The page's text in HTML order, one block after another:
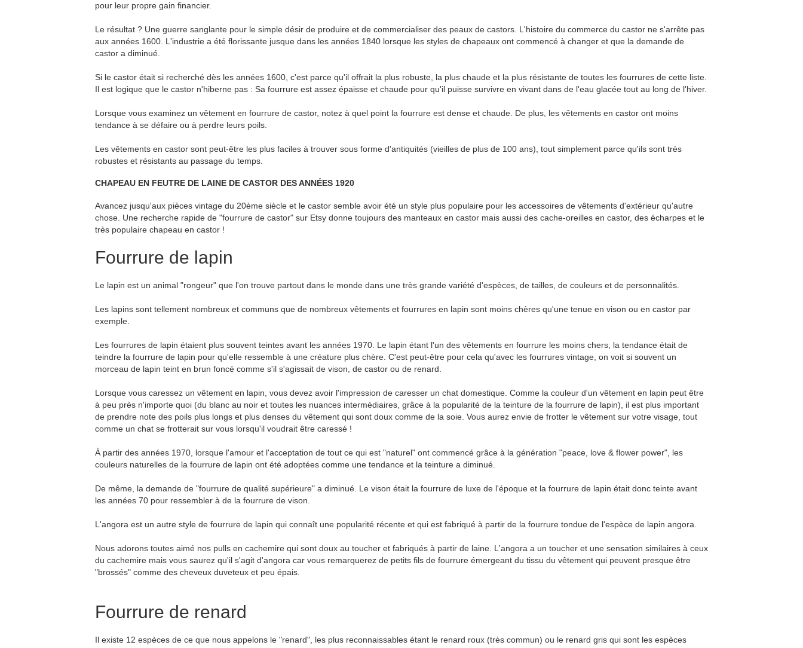
pour leur propre gain financier.
Le résultat ? Une guerre sanglante pour le simple désir de produire et de commercialiser des peaux de castors. L'histoire du commerce du castor ne s'arrête pas
aux années 1600. L'industrie a été florissante jusque dans les années 1840 lorsque les styles de chapeaux ont commencé à changer et que la demande de
castor a diminué.
Si le castor était si recherché dès les années 1600, c'est parce qu'il offrait la plus robuste, la plus chaude et la plus résistante de toutes les fourrures de cette liste.
Il est logique que le castor n'hiberne pas : Sa fourrure est assez épaisse et chaude pour qu'il puisse survivre en vivant dans de l'eau glacée tout au long de l'hiver.
Lorsque vous examinez un vêtement en fourrure de castor, notez à quel point la fourrure est dense et chaude. De plus, les vêtements en castor ont moins
tendance à se défaire ou à perdre leurs poils.
Les vêtements en castor sont peut-être les plus faciles à trouver sous forme d'antiquités (vieilles de plus de 100 ans), tout simplement parce qu'ils sont très
robustes et résistants au passage du temps.
CHAPEAU EN FEUTRE DE LAINE DE CASTOR DES ANNÉES 1920
Avancez jusqu'aux pièces vintage du 20ème siècle et le castor semble avoir été un style plus populaire pour les accessoires de vêtements d'extérieur qu'autre
chose. Une recherche rapide de "fourrure de castor" sur Etsy donne toujours des manteaux en castor mais aussi des cache-oreilles en castor, des écharpes et le
très populaire chapeau en castor !
Fourrure de lapin
Le lapin est un animal "rongeur" que l'on trouve partout dans le monde dans une très grande variété d'espèces, de tailles, de couleurs et de personnalités.
Les lapins sont tellement nombreux et communs que de nombreux vêtements et fourrures en lapin sont moins chères qu'une tenue en vison ou en castor par
exemple.
Les fourrures de lapin étaient plus souvent teintes avant les années 1970. Le lapin étant l'un des vêtements en fourrure les moins chers, la tendance était de
teindre la fourrure de lapin pour qu'elle ressemble à une créature plus chère. C'est peut-être pour cela qu'avec les fourrures vintage, on voit si souvent un
morceau de lapin teint en brun foncé comme s'il s'agissait de vison, de castor ou de renard.
Lorsque vous caressez un vêtement en lapin, vous devez avoir l'impression de caresser un chat domestique. Comme la couleur d'un vêtement en lapin peut être
à peu près n'importe quoi (du blanc au noir et toutes les nuances intermédiaires, grâce à la popularité de la teinture de la fourrure de lapin), il est plus important
de prendre note des poils plus longs et plus denses du vêtement qui sont doux comme de la soie. Vous aurez envie de frotter le vêtement sur votre visage, tout
comme un chat se frotterait sur vous lorsqu'il voudrait être caressé !
À partir des années 1970, lorsque l'amour et l'acceptation de tout ce qui est "naturel" ont commencé grâce à la génération "peace, love & flower power", les
couleurs naturelles de la fourrure de lapin ont été adoptées comme une tendance et la teinture a diminué.
De même, la demande de "fourrure de qualité supérieure" a diminué. Le vison était la fourrure de luxe de l'époque et la fourrure de lapin était donc teinte avant
les années 70 pour ressembler à de la fourrure de vison.
L'angora est un autre style de fourrure de lapin qui connaît une popularité récente et qui est fabriqué à partir de la fourrure tondue de l'espèce de lapin angora.
Nous adorons toutes aimé nos pulls en cachemire qui sont doux au toucher et fabriqués à partir de laine. L'angora a un toucher et une sensation similaires à ceux
du cachemire mais vous saurez qu'il s'agit d'angora car vous remarquerez de petits fils de fourrure émergeant du tissu du vêtement qui peuvent presque être
"brossés" comme des cheveux duveteux et peu épais.
Fourrure de renard
Il existe 12 espèces de ce que nous appelons le "renard", les plus reconnaissables étant le renard roux (très commun) ou le renard gris qui sont les espèces